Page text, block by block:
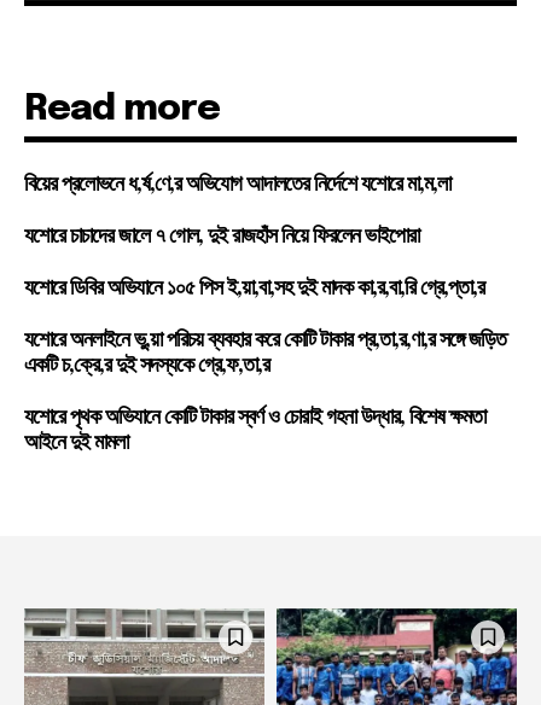
Read more
বিয়ের প্রলোভনে ধ,র্ষ,ণে,র অভিযোগ আদালতের নির্দেশে যশোরে মা,ম,লা
যশোরে চাচাদের জালে ৭ গোল, দুই রাজহাঁস নিয়ে ফিরলেন ভাইপোরা
যশোরে ডিবির অভিযানে ১০৫ পিস ই,য়া,বা,সহ দুই মাদক কা,র,বা,রি গ্রে,প্তা,র
যশোরে অনলাইনে ভু,য়া পরিচয় ব্যবহার করে কোটি টাকার প্র,তা,র,ণা,র সঙ্গে জড়িত
একটি চ,ক্রে,র দুই সদস্যকে গ্রে,ফ,তা,র
যশোরে পৃথক অভিযানে কোটি টাকার স্বর্ণ ও চোরাই গহনা উদ্ধার, বিশেষ ক্ষমতা
আইনে দুই মামলা